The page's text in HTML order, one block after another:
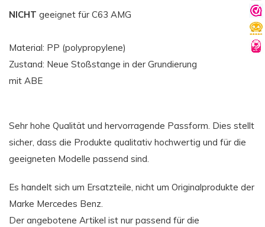
NICHT geeignet für C63 AMG
Material: PP (polypropylene)
Zustand: Neue Stoßstange in der Grundierung
mit ABE
Sehr hohe Qualität und hervorragende Passform. Dies stellt
sicher, dass die Produkte qualitativ hochwertig und für die
geeigneten Modelle passend sind.
Es handelt sich um Ersatzteile, nicht um Originalprodukte der
Marke Mercedes Benz.
Der angebotene Artikel ist nur passend für die